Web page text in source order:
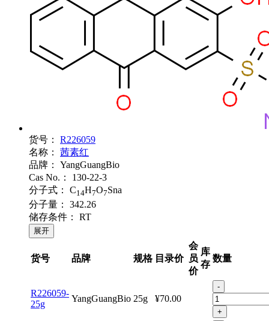
货号：
R226059
名称：
茜素红
品牌：
YangGuangBio
Cas No.：
130-22-3
分子式：
C14H7O7Sna
分子量：
342.26
储存条件：
RT
展开
货号 品牌 规格 目录价
会
员
价
库
存
数量
R226059-
25g
YangGuangBio 25g ¥70.00
-
+